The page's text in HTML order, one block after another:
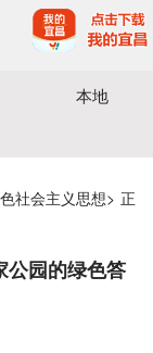
本地
社会主义思想> 正
园的绿色答